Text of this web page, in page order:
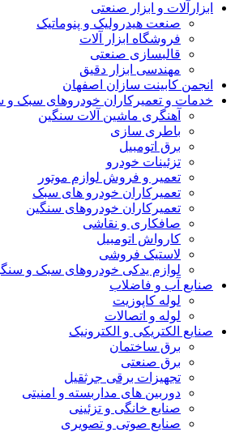
ابزارآلات و ابزار صنعتی
صنعت هیدرولیک و پنوماتیک
فروشگاه ابزار آلات
قالبسازی صنعتی
مهندسی ابزار دقیق
انجمن کابینت سازان اصفهان
خدمات و تعمیرکاران خودروهای سبک و سنگین
آهنگری ماشین آلات سنگین
باطری سازی
برق اتومبیل
تزئینات خودرو
تعمیر و فروش لوازم موتور
تعمیرکاران خودرو های سبک
تعمیرکاران خودروهای سنگین
صافکاری و نقاشی
کارواش اتومبیل
لاستیک فروشی
لوازم یدکی خودروهای سبک و سنگین
صنایع آب و فاضلاب
لوله کاپوزیت
لوله و اتصالات
صنایع الکتریکی و الکترونیک
برق ساختمان
برق صنعتی
تجهیزات برقی جرثقیل
دوربین های مداربسته و امنیتی
صنایع خانگی و تزئینی
صنایع صوتی و تصویری